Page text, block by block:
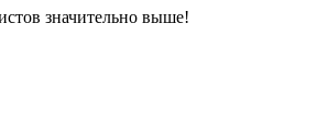
значительно выше!